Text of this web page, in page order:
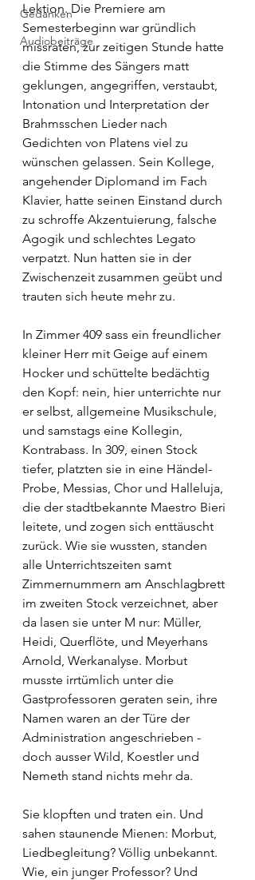
Gedanken
Audiobeiträge
Lektion. Die Premiere am
Semesterbeginn war gründlich
missraten, zur zeitigen Stunde hatte
die Stimme des Sängers matt
geklungen, angegriffen, verstaubt,
Intonation und Interpretation der
Brahmsschen Lieder nach
Gedichten von Platens viel zu
wünschen gelassen. Sein Kollege,
angehender Diplomand im Fach
Klavier, hatte seinen Einstand durch
zu schroffe Akzentuierung, falsche
Agogik und schlechtes Legato
verpatzt. Nun hatten sie in der
Zwischenzeit zusammen geübt und
trauten sich heute mehr zu.
In Zimmer 409 sass ein freundlicher
kleiner Herr mit Geige auf einem
Hocker und schüttelte bedächtig
den Kopf: nein, hier unterrichte nur
er selbst, allgemeine Musikschule,
und samstags eine Kollegin,
Kontrabass. In 309, einen Stock
tiefer, platzten sie in eine Händel-
Probe, Messias, Chor und Halleluja,
die der stadtbekannte Maestro Bieri
leitete, und zogen sich enttäuscht
zurück. Wie sie wussten, standen
alle Unterrichtszeiten samt
Zimmernummern am Anschlagbrett
im zweiten Stock verzeichnet, aber
da lasen sie unter M nur: Müller,
Heidi, Querflöte, und Meyerhans
Arnold, Werkanalyse. Morbut
musste irrtümlich unter die
Gastprofessoren geraten sein, ihre
Namen waren an der Türe der
Administration angeschrieben -
doch ausser Wild, Koestler und
Nemeth stand nichts mehr da.
Sie klopften und traten ein. Und
sahen staunende Mienen: Morbut,
Liedbegleitung? Völlig unbekannt.
Wie, ein junger Professor? Und